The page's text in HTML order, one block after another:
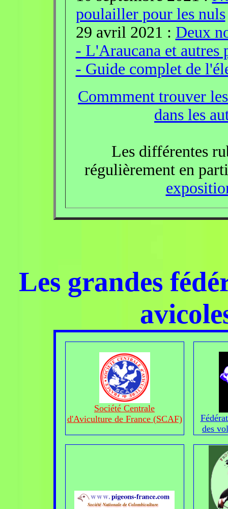
poulailler pour les nuls
29 avril 2021 : Deux
- L'Araucana et autres
- Guide complet de
Commment trouver
dans les
Les différentes
régulièrement en
Les grandes
Société Centrale
d'Aviculture de France (SCAF)
des